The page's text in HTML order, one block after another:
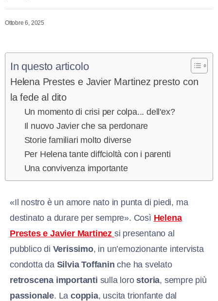
Ottobre 6, 2025
In questo articolo
Helena Prestes e Javier Martinez presto con
la fede al dito
Un momento di crisi per colpa... dell'ex?
Il nuovo Javier che sa perdonare
Storie familiari molto diverse
Per Helena tante diffcioltà con i parenti
Una convivenza importante
«Il nostro è un amore nato in punta di piedi, ma
destinato a durare per sempre». Così Helena
Prestes e Javier Martinez si presentano al
pubblico di Verissimo, in un’emozionante intervista
condotta da Silvia Toffanin che ha svelato
retroscena importanti sulla lorostoria, sempre più
passionale. La coppia, uscita trionfante dal